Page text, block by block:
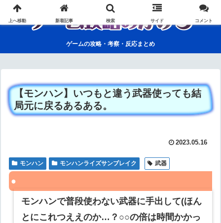
ゲームの攻略・考察・反応まとめ
【モンハン】いつもと違う武器使っても結
局元に戻るあるある。
2023.05.16
モンハン モンハンライズサンブレイク 武器
モンハンで普段使わない武器に手出して(ほん
とにこれつええのか…？○○の倍は時間かかっ
上へ移動 新着記事 検索 サイド コメント